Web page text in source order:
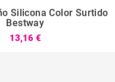
Silicona Color Surtido
Bestway
13,16 €